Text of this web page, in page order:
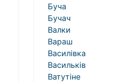
Буча
Бучач
Валки
Вараш
Василівка
Васильків
Ватутіне